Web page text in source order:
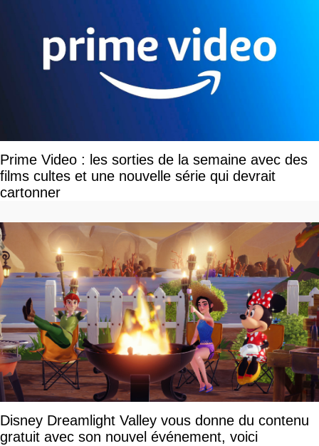
Prime Video : les sorties de la semaine avec des
films cultes et une nouvelle série qui devrait
cartonner
Disney Dreamlight Valley vous donne du contenu
gratuit avec son nouvel événement, voici